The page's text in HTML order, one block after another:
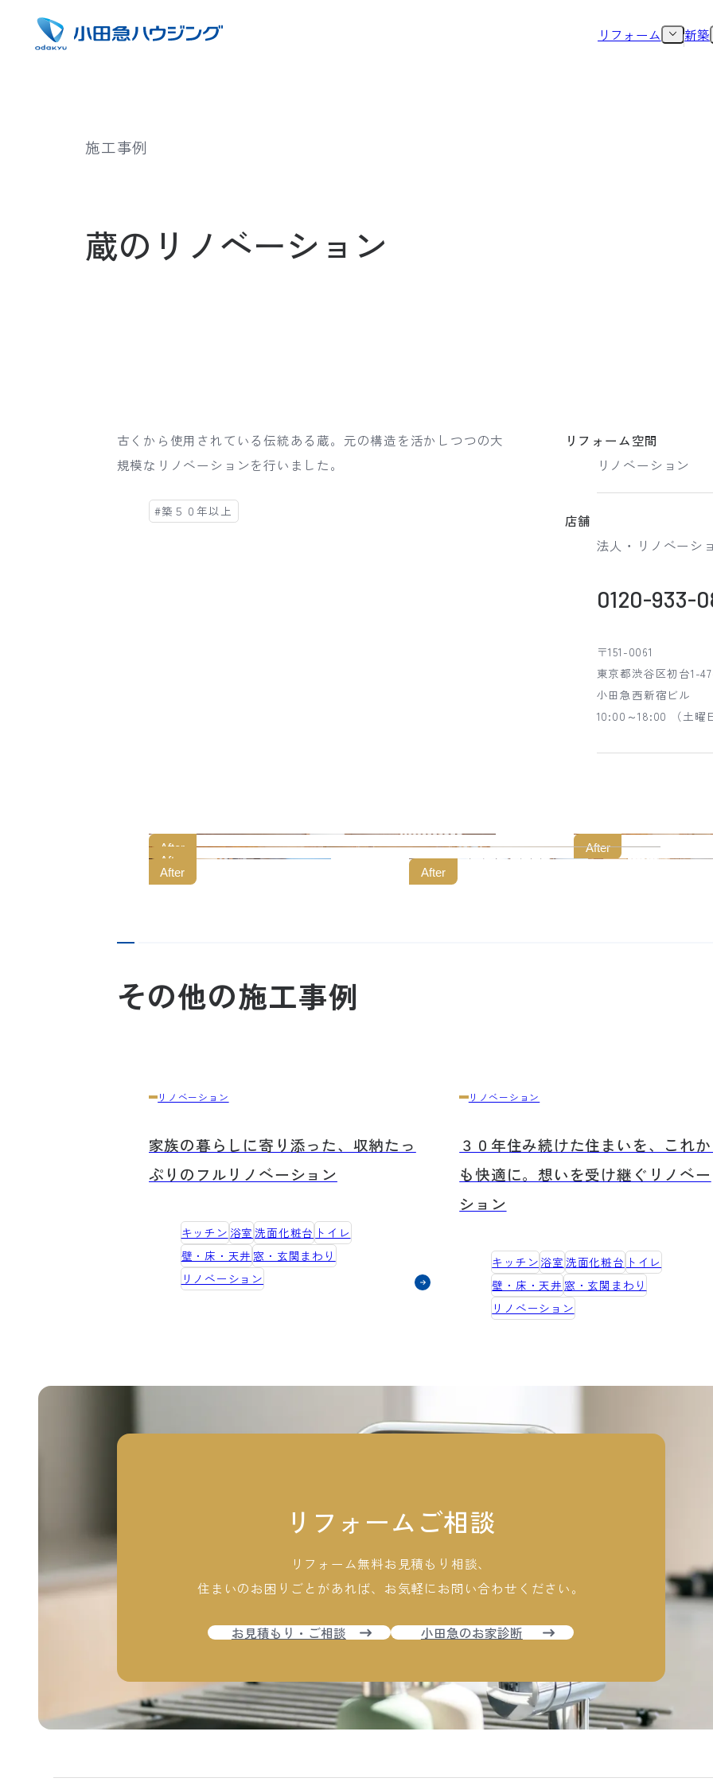
リフォーム 新築
施工事例
蔵のリノベーション
古くから使用されている伝統ある蔵。元の構造を活かしつつの大
規模なリノベーションを行いました。
#築５０年以上
リフォーム空間
リノベーション
店舗
法人・リノベーシ
0120-933-
〒151-0061
東京都渋谷区初台1-
小田急西新宿ビル
10:00～18:00 （土曜
After
After
After
After
After
その他の施工事例
リノベーション
家族の暮らしに寄り添った、収納たっ
ぷりのフルリノベーション
キッチン 浴室 洗面化粧台 トイレ
壁・床・天井 窓・玄関まわり
リノベーション
リノベーション
３０年住み続けた住まいを、これか
も快適に。想いを受け継ぐリノベー
ション
キッチン 浴室 洗面化粧台 トイレ
壁・床・天井 窓・玄関まわり
リノベーション
リフォームご相談
リフォーム無料お見積もり相談、
住まいのお困りごとがあれば、 お気軽にお問い合わせください。
お見積もり・ご相談 小田急のお家診断